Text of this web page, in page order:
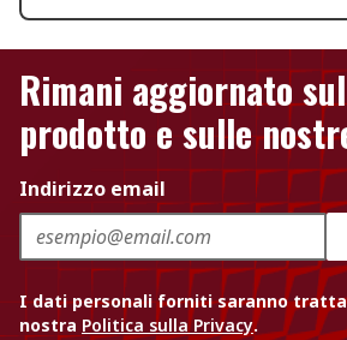
Rimani aggiornato
prodotto e sulle
Indirizzo email
I dati personali forniti saranno
nostra Politica sulla Privacy.